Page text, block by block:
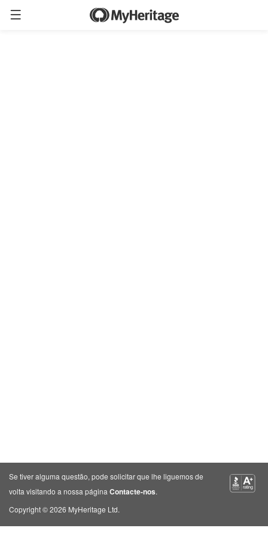
Se tiver alguma questão, pode solicitar que lhe liguemos de
volta visitando a nossa página Contacte-nos.
Copyright © 2026 MyHeritage Ltd.